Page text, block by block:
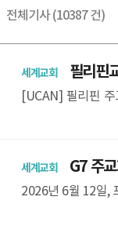
전체기사 (10387 건)
세계교회필리핀교
[UCAN] 필리핀
피해자들을 도와
세계교회G7 주교
2026년 6월 12일,
비 초소에 깃발이